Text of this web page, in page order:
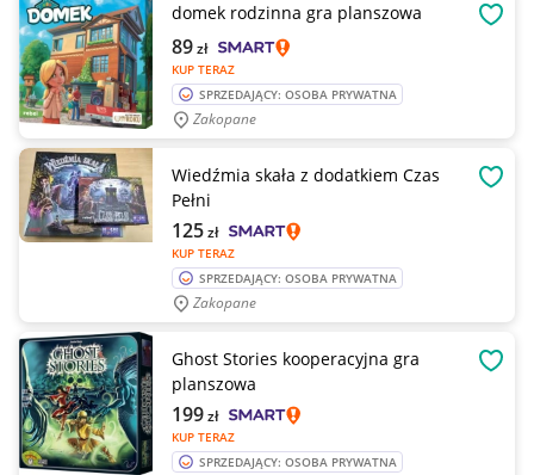
domek rodzinna gra planszowa
KUP TERAZ
89zł
SPRZEDAJĄCY: OSOBA PRYWATNA
Zakopane
Wiedźmia skała z dodatkiem Czas
Pełni
KUP TERAZ
125zł
SPRZEDAJĄCY: OSOBA PRYWATNA
Zakopane
Ghost Stories kooperacyjna gra
planszowa
KUP TERAZ
199zł
SPRZEDAJĄCY: OSOBA PRYWATNA